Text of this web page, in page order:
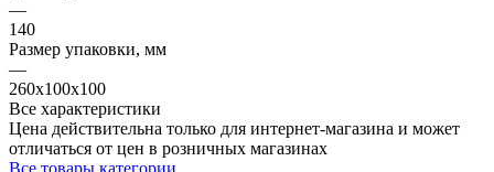
—
140
Размер упаковки, мм
—
260x100x100
Все характеристики
Цена действительна только для интернет-магазина и может
отличаться от цен в розничных магазинах
Все товары категории